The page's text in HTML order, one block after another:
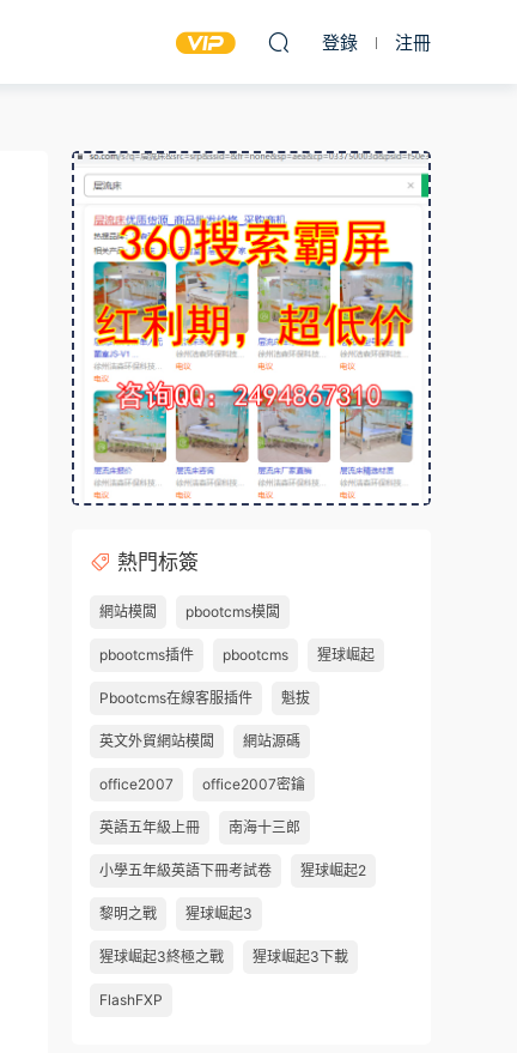
登錄 注冊
熱門标簽
網站模闆 pbootcms模闆
pbootcms插件 pbootcms 猩球崛起
Pbootcms在線客服插件 魁拔
英文外貿網站模闆 網站源碼
office2007 office2007密鑰
英語五年級上冊 南海十三郎
小學五年級英語下冊考試卷 猩球崛起2
黎明之戰 猩球崛起3
猩球崛起3終極之戰 猩球崛起3下載
FlashFXP